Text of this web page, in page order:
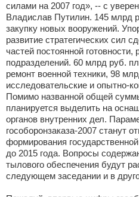
силами на 2007 год», -- с
Владислав Путилин. 145 млрд
закупку новых вооружений.
развитие стратегических сил
частей постоянной
подразделений. 60 млрд руб.
ремонт военной техники, 98
исследовательские и опытно-
Помимо названной общей
планируется выделить на
органов внутренних дел.
гособоронзаказа-2007 станут
формирования
до 2015 года. Вопросы
тылового обеспечения будут
следующем заседании и в